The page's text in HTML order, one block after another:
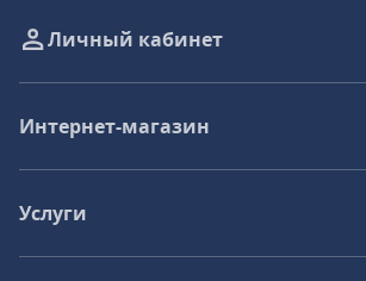
Личный кабинет
Интернет-магазин
Услуги